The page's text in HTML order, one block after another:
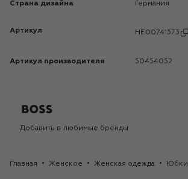
Страна дизайна Германия
Артикул HE00741373
Артикул производителя 50454052
Добавить в любимые бренды
Главная Женское Женская одежда Юбки